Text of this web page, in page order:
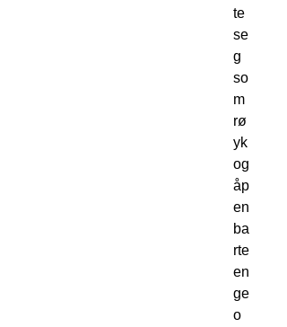
te
se
g
so
m
rø
yk
og
åp
en
ba
rte
en
ge
o